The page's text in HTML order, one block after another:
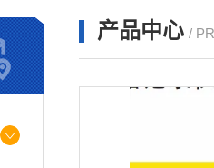
产品中心 /